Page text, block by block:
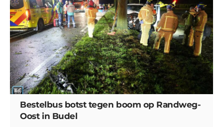
Bestelbus botst tegen boom op Randweg-
Oost in Budel